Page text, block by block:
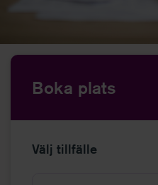
Boka plats
Välj tillfälle